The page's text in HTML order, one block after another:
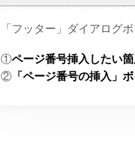
「フッター」ダイアログ
①ページ番号挿入したい
② 「ページ番号の挿入」